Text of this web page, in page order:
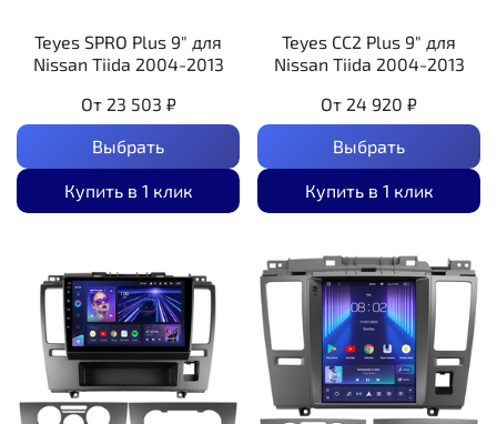
Teyes SPRO Plus 9" для
Nissan Tiida 2004-2013
От 23 503 ₽
Выбрать
Купить в 1 клик
Teyes CC2 Plus 9" для
Nissan Tiida 2004-2013
От 24 920 ₽
Выбрать
Купить в 1 клик